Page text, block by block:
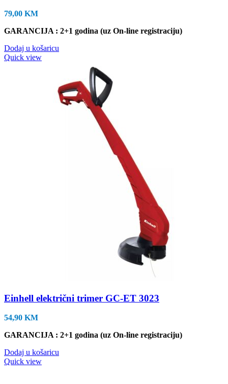
79,00 KM
GARANCIJA : 2+1 godina (uz On-line registraciju)
Dodaj u košaricu
Quick view
Einhell električni trimer GC-ET 3023
54,90 KM
GARANCIJA : 2+1 godina (uz On-line registraciju)
Dodaj u košaricu
Quick view